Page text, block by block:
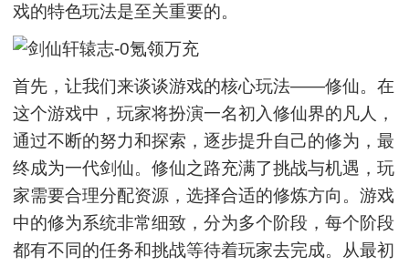
戏的特色玩法是至关重要的。
首先，让我们来谈谈游戏的核心玩法——修仙。在
这个游戏中，玩家将扮演一名初入修仙界的凡人，
通过不断的努力和探索，逐步提升自己的修为，最
终成为一代剑仙。修仙之路充满了挑战与机遇，玩
家需要合理分配资源，选择合适的修炼方向。游戏
中的修为系统非常细致，分为多个阶段，每个阶段
都有不同的任务和挑战等待着玩家去完成。从最初